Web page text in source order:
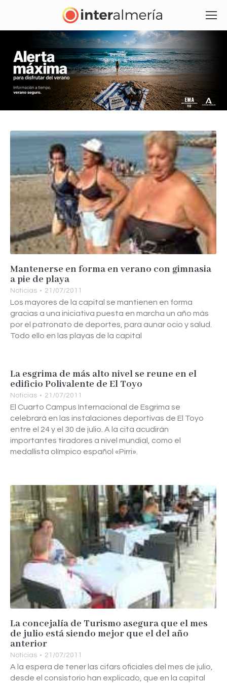
Mantenerse en forma en verano con gimnasia
a pie de playa
Noticias 21/07/2011
Los mayores de la capital se mantienen en forma
gracias a una iniciativa puesta en marcha un año más
por el patronato de deportes, para aunar ocio y salud.
Todo ello en las playas de la capital
La esgrima de más alto nivel se reune en el
edificio Polivalente de El Toyo
Noticias 21/07/2011
El Cuarto Campus Internacional de Esgrima se
celebrará en las instalaciones deportivas de El Toyo
entre el 24 y el 30 de julio. A la cita acudirán
importantes tiradores a nivel mundial, como el
medallista olímpico español «Pirri».
La concejalía de Turismo asegura que el mes
de julio está siendo mejor que el del año
anterior
Noticias 21/07/2011
A la espera de tener las cifars oficiales del mes de julio,
desde el consistorio han explicado, que en la capital